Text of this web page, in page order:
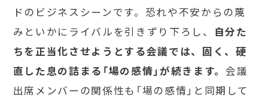
ドのビジネスシーンです。恐れや不安からの蔑
みといかにライバルを引きずり下ろし、 自分た
ちを正当化させようとする会議では、固く、硬
直した息の詰まる「場の感情」が続きます。 会議
出席メンバーの関係性も「場の感情」と同期して